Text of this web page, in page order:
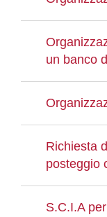
un banco
Richiesta
posteggio
S.C.I.A